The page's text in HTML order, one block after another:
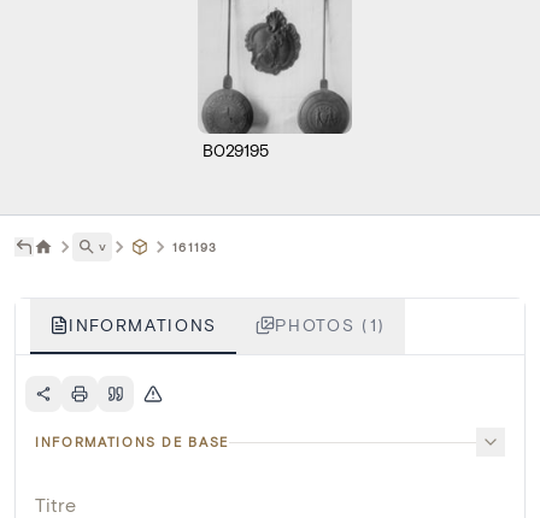
B029195
˅ 161193
INFORMATIONS PHOTOS (1)
INFORMATIONS DE BASE
Titre